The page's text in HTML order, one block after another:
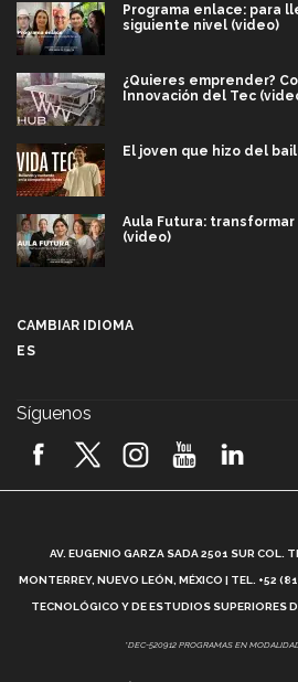
Programa enlace: para
siguiente nivel (video)
¿Quieres emprender?
Innovación del Tec
El joven que hizo del
Aula Futura:
(video)
2026! (video)
¿Cómo es el Modelo
Vida Tec: Feminismo e
CAMBIAR IDIOMA
ES
Síguenos
AV. EUGENIO GARZA SADA 2501 SUR COL.
MONTERREY, NUEVO LEÓN, MÉXICO | TEL. +52
TECNOLÓGICO Y DE ESTUDIOS SUPERIORES
*DEC-520912 PROGRAMAS EN